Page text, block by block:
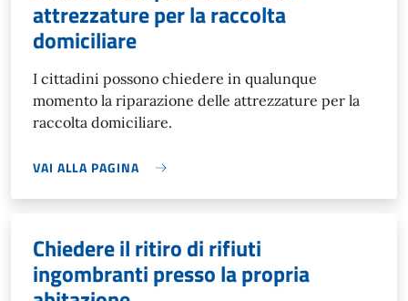
attrezzature per la raccolta
domiciliare
I cittadini possono chiedere in qualunque
momento la riparazione delle attrezzature per la
raccolta domiciliare.
VAI ALLA PAGINA
Chiedere il ritiro di rifiuti
ingombranti presso la propria